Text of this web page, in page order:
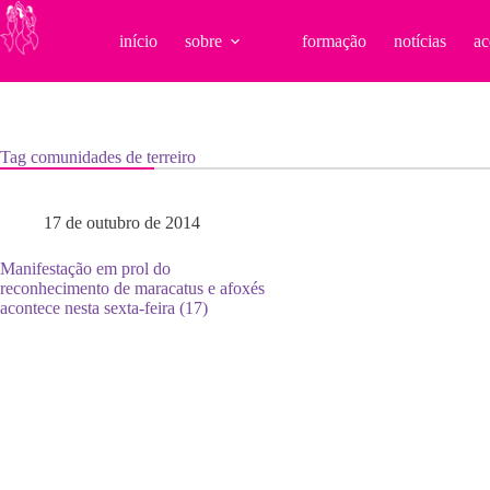
Pular
para
o
início sobre formação notícias
Tag comunidades de terreiro
17 de outubro de 2014
Manifestação em prol do
reconhecimento de maracatus e afoxés
acontece nesta sexta-feira (17)